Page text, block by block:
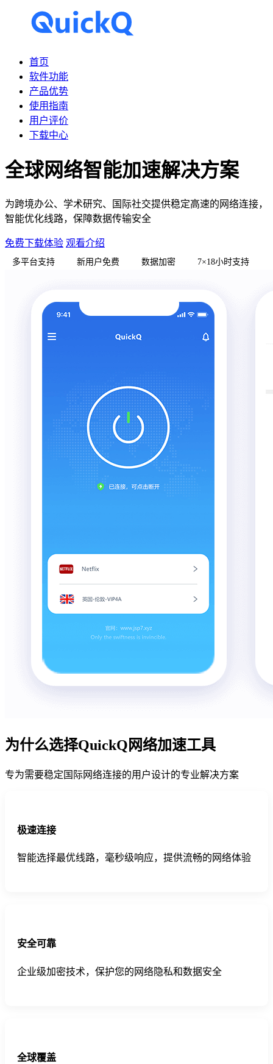
首页
软件功能
产品优势
使用指南
用户评价
下载中心
全球网络智能加速解决方案
为跨境办公、学术研究、国际社交提供稳定高速的网络连接，
智能优化线路，保障数据传输安全
免费下载体验 观看介绍
多平台支持 新用户免费 数据加密 7×18小时支持
为什么选择QuickQ网络加速工具
专为需要稳定国际网络连接的用户设计的专业解决方案
极速连接
智能选择最优线路，毫秒级响应，提供流畅的网络体验
安全可靠
企业级加密技术，保护您的网络隐私和数据安全
全球覆盖